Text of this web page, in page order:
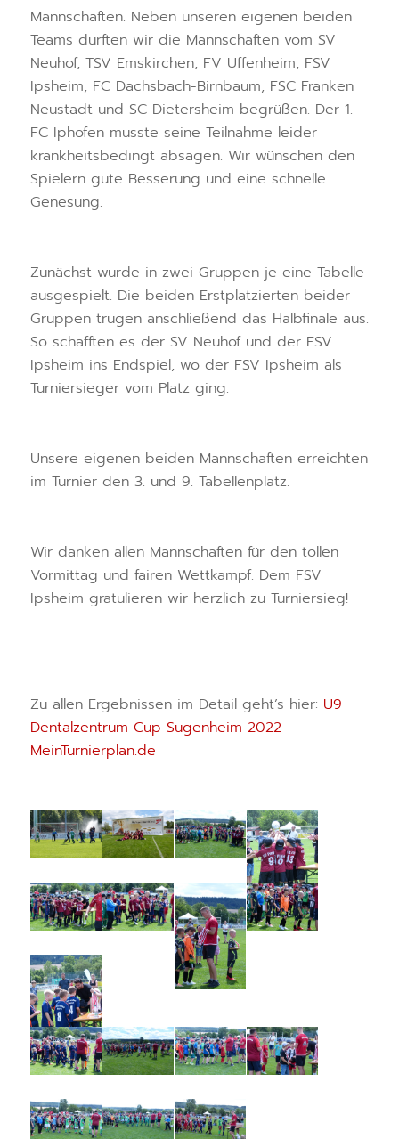
Mannschaften. Neben unseren eigenen beiden
Teams durften wir die Mannschaften vom SV
Neuhof, TSV Emskirchen, FV Uffenheim, FSV
Ipsheim, FC Dachsbach-Birnbaum, FSC Franken
Neustadt und SC Dietersheim begrüßen. Der 1.
FC Iphofen musste seine Teilnahme leider
krankheitsbedingt absagen. Wir wünschen den
Spielern gute Besserung und eine schnelle
Genesung.
Zunächst wurde in zwei Gruppen je eine Tabelle
ausgespielt. Die beiden Erstplatzierten beider
Gruppen trugen anschließend das Halbfinale aus.
So schafften es der SV Neuhof und der FSV
Ipsheim ins Endspiel, wo der FSV Ipsheim als
Turniersieger vom Platz ging.
Unsere eigenen beiden Mannschaften erreichten
im Turnier den 3. und 9. Tabellenplatz.
Wir danken allen Mannschaften für den tollen
Vormittag und fairen Wettkampf. Dem FSV
Ipsheim gratulieren wir herzlich zu Turniersieg!
Zu allen Ergebnissen im Detail geht’s hier: U9
Dentalzentrum Cup Sugenheim 2022 –
MeinTurnierplan.de